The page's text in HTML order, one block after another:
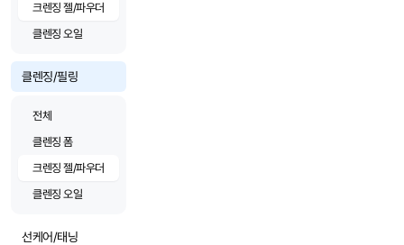
크렌징 젤/파우더
클렌징 오일
클렌징/필링
전체
클렌징 폼
크렌징 젤/파우더
클렌징 오일
선케어/태닝